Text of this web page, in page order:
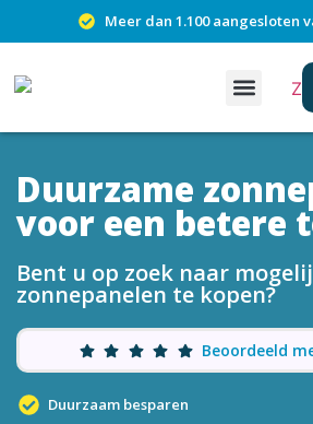
Meer dan 1.100 aangesloten
Duurzame
voor een betere
Bent u op zoek naar
zonnepanelen te kopen?
Beoordeeld
Duurzaam besparen